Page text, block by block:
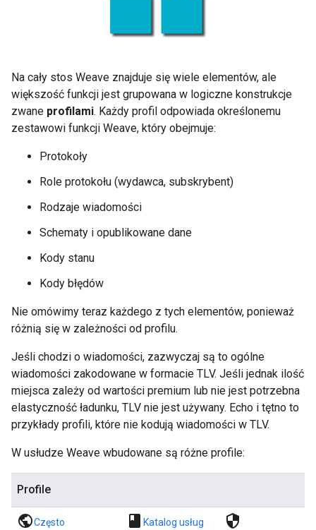
Na cały stos Weave znajduje się wiele elementów, ale
większość funkcji jest grupowana w logiczne konstrukcje
zwane profilami. Każdy profil odpowiada określonemu
zestawowi funkcji Weave, który obejmuje:
Protokoły
Role protokołu (wydawca, subskrybent)
Rodzaje wiadomości
Schematy i opublikowane dane
Kody stanu
Kody błędów
Nie omówimy teraz każdego z tych elementów, ponieważ
różnią się w zależności od profilu.
Jeśli chodzi o wiadomości, zazwyczaj są to ogólne
wiadomości zakodowane w formacie TLV. Jeśli jednak ilość
miejsca zależy od wartości premium lub nie jest potrzebna
elastyczność ładunku, TLV nie jest używany. Echo i tętno to
przykłady profili, które nie kodują wiadomości w TLV.
W usłudze Weave wbudowane są różne profile:
Profile
publicCzęsto book Katalog usług security